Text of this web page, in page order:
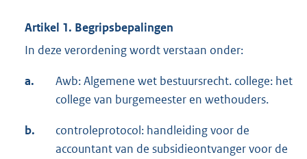
Artikel 1. Begripsbepalingen
In deze verordening wordt verstaan onder:
a.
Awb: Algemene wet bestuursrecht. college: het
college van burgemeester en wethouders.
b.
controleprotocol: handleiding voor de
accountant van de subsidieontvanger voor de